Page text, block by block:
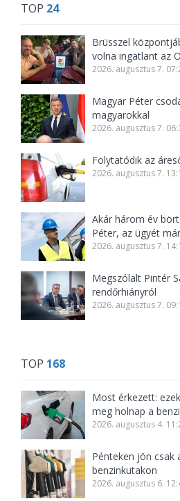
TOP 24
Brüsszel
volna ingatlant az
2026. augusztus 7.
Magyar Péter
magyarokkal
2026. augusztus 7.
Folytatódik az
2026. augusztus 7.
Akár három év
Péter, az ügyét
2026. augusztus 7.
Megszólalt Pintér
rendőrhiányról
2026. augusztus 7.
TOP 168
Most érkezett:
meg holnap a
2026. augusztus 4.
Pénteken jön csak
benzinkutakon
2026. augusztus 6.